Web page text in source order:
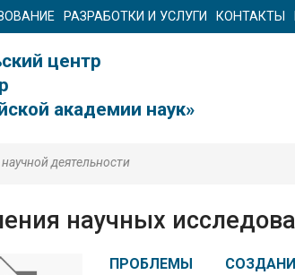
РАЗРАБОТКИ И УСЛУГИ КОНТАКТЫ
центр
академии наук»
деятельности
научных
ПРОБЛЕМЫ